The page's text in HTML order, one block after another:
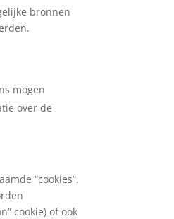
bronnen
mogen
over de
“cookies”.
cookie) of ook